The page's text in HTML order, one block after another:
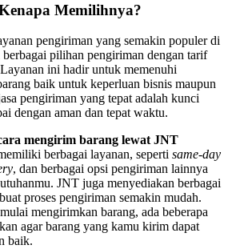
Memilihnya?
pengiriman yang semakin populer di
pilihan pengiriman dengan tarif
ini hadir untuk memenuhi
baik untuk keperluan bisnis maupun
pengiriman yang tepat adalah kunci
dengan aman dan tepat waktu.
mengirim barang lewat JNT
berbagai layanan, seperti same-day
, dan berbagai opsi pengiriman lainnya
JNT juga menyediakan berbagai
proses pengiriman semakin mudah.
mengirimkan barang, ada beberapa
agar barang yang kamu kirim dapat
baik.